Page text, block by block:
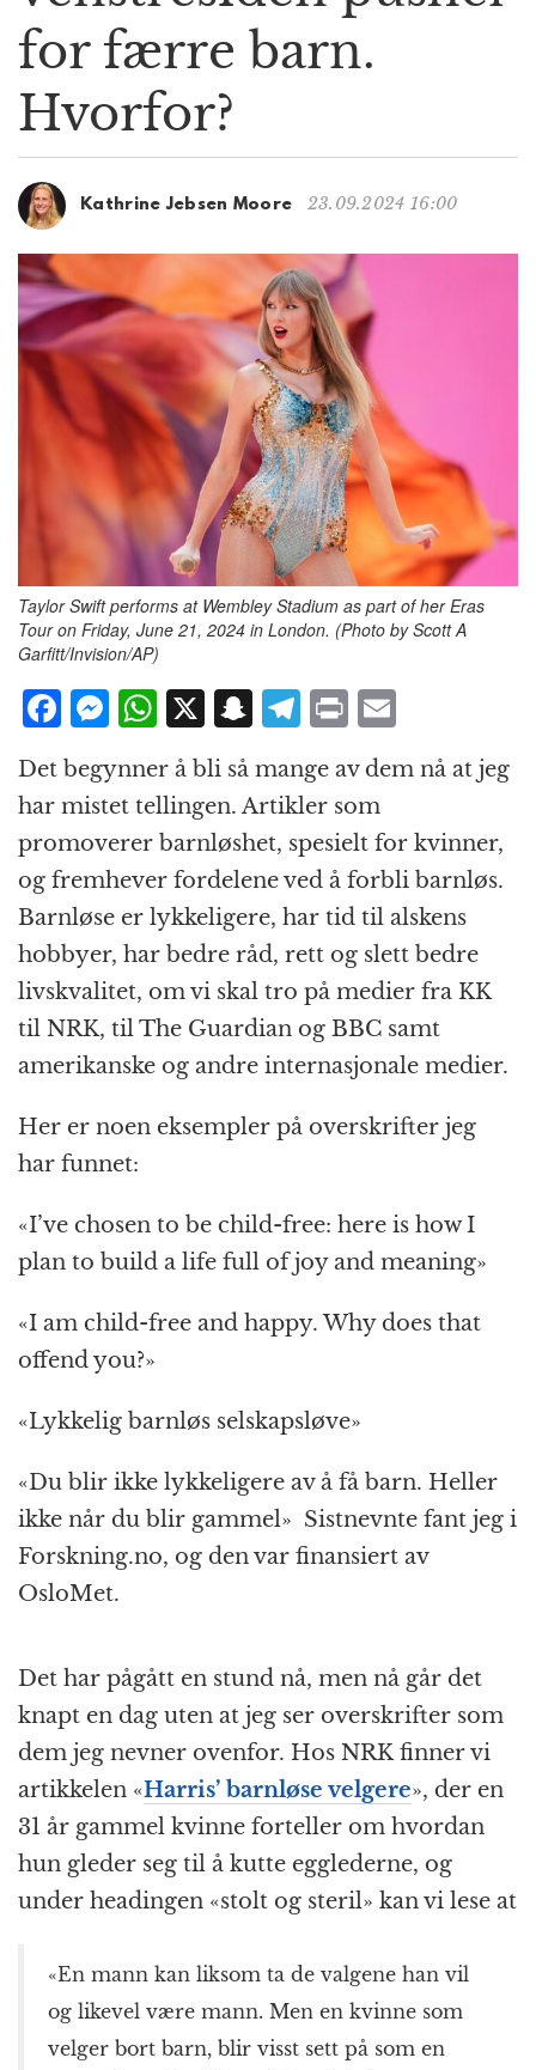
a
t
for færre barn.
Hvorfor?
Kathrine Jebsen Moore 23.09.2024 16:00
Taylor Swift performs at Wembley Stadium as part of her Eras
Tour on Friday, June 21, 2024 in London. (Photo by Scott A
Garfitt/Invision/AP)
F
a
c
e
b
o
o
k
M
ss
e
n
g
e
r
W
h
at
s
A
p
p
X S
a
p
c
h
at
T
e
g
r
a
m
P
ri
n
t
ai
Det begynner å bli så mange av dem nå at jeg
har mistet tellingen. Artikler som
promoverer barnløshet, spesielt for kvinner,
og fremhever fordelene ved å forbli barnløs.
Barnløse er lykkeligere, har tid til alskens
hobbyer, har bedre råd, rett og slett bedre
livskvalitet, om vi skal tro på medier fra KK
til NRK, til The Guardian og BBC samt
amerikanske og andre internasjonale medier.
Her er noen eksempler på overskrifter jeg
har funnet:
«I’ve chosen to be child-free: here is how I
plan to build a life full of joy and meaning»
«I am child-free and happy. Why does that
offend you?»
«Lykkelig barnløs selskapsløve»
«Du blir ikke lykkeligere av å få barn. Heller
ikke når du blir gammel» Sistnevnte fant jeg i
Forskning.no, og den var finansiert av
OsloMet.
Det har pågått en stund nå, men nå går det
knapt en dag uten at jeg ser overskrifter som
dem jeg nevner ovenfor. Hos NRK finner vi
artikkelen «Harris’ barnløse velgere», der en
31 år gammel kvinne forteller om hvordan
hun gleder seg til å kutte egglederne, og
under headingen «stolt og steril» kan vi lese at
«En mann kan liksom ta de valgene han vil
og likevel være mann. Men en kvinne som
velger bort barn, blir visst sett på som en